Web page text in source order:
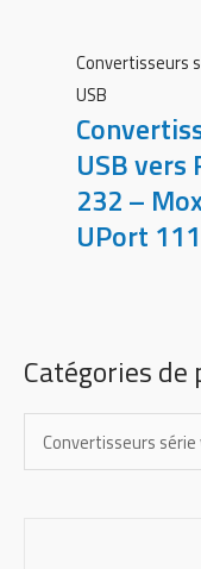
Catégories
Convertisseurs
USB
USB vers
232 –
UPort